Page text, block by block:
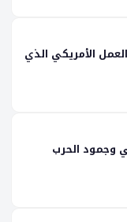
الأمريكي الذي
وجمود الحرب